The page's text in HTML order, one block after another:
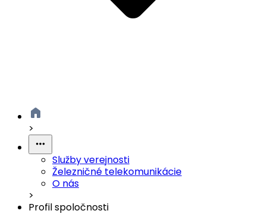
>
Služby verejnosti
Železničné telekomunikácie
O nás
>
Profil spoločnosti